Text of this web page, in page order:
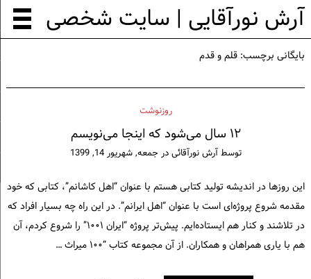
آرش نورآقایی | سایت شخصی
بایگانی برچسب: قلم و قدم
روزنوشت
۱۲ سال می‌شود که اینجا می‌‌نویسم
توسطآرش نورآقائی در جمعه, شهریور 14, 1399
این روزها در اندیشه تولید کتابی هستم با عنوان “اهل کاشانم”، کتابی که خود
مقدمه شروع پروژه‌ای است با عنوان “اهل ایرانم”. در این راه چه بسیار افراد که
در تلاشند و کنار هم ایستاده‌ایم. پیش‌تر پروژه “ایران ۱۰۰۱” را شروع کردم، آن
هم با یاری همراهان و همکاران. از آن مجموعه کتاب “۱۰۰ میراث …